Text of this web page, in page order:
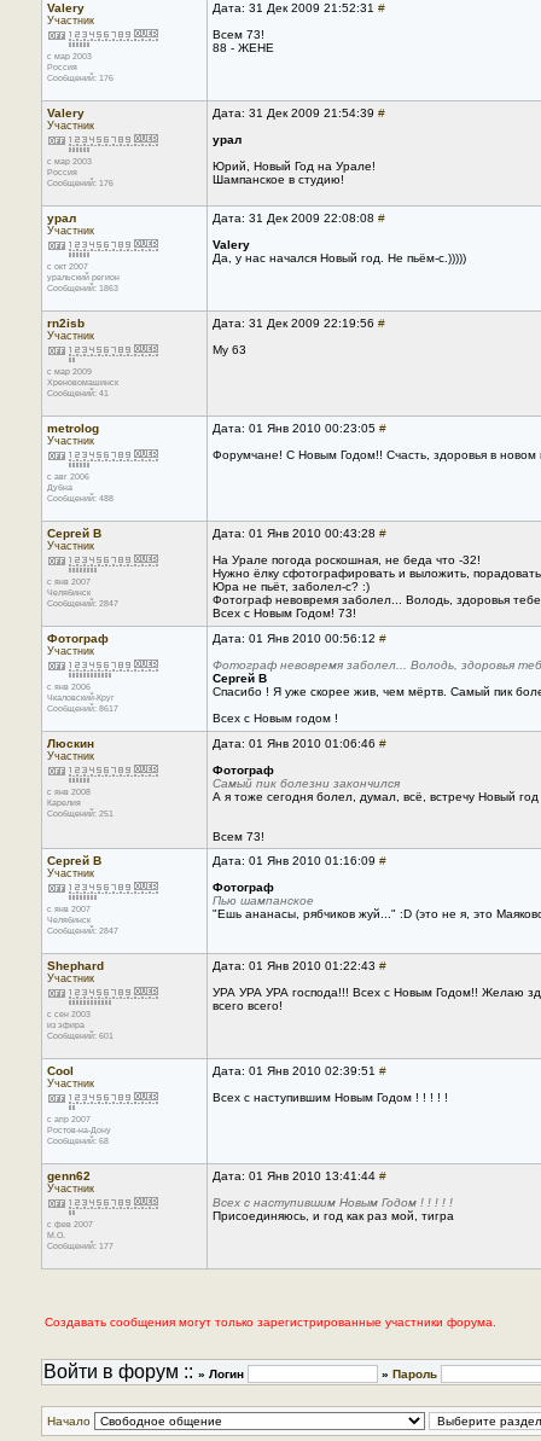
Valery
Участник
с мар 2003
Россия
Сообщений: 176
Дата: 31 Дек 2009 21:52:31 #
Всем 73!
88 - ЖЕНЕ
Valery
Участник
с мар 2003
Россия
Сообщений: 176
Дата: 31 Дек 2009 21:54:39 #
урал
Юрий, Новый Год на Урале!
Шампанское в студию!
урал
Участник
с окт 2007
уральский регион
Сообщений: 1863
Дата: 31 Дек 2009 22:08:08 #
Valery
Да, у нас начался Новый год. Не пьём-с.)))))
rn2isb
Участник
с мар 2009
Хреновомашинск
Сообщений: 41
Дата: 31 Дек 2009 22:19:56 #
My 63
metrolog
Участник
с авг 2006
Дубна
Сообщений: 488
Дата: 01 Янв 2010 00:23:05 #
Форумчане! С Новым Годом!! Счасть, здоровья в новом
Сергей В
Участник
с янв 2007
Челябинск
Сообщений: 2847
Дата: 01 Янв 2010 00:43:28 #
На Урале погода роскошная, не беда что -32!
Нужно ёлку сфотографировать и выложить,
Юра не пьёт, заболел-с? :)
Фотограф невовремя заболел... Володь, здоровья
Всех с Новым Годом! 73!
Фотограф
Участник
с янв 2006
Чкаловский-Круг
Сообщений: 8617
Дата: 01 Янв 2010 00:56:12 #
Фотограф невовремя заболел... Володь, здоровья
Сергей В
Спасибо ! Я уже скорее жив, чем мёртв. Самый пик
Всех с Новым годом !
Люскин
Участник
с янв 2008
Карелия
Сообщений: 251
Дата: 01 Янв 2010 01:06:46 #
Фотограф
Самый пик болезни закончился
А я тоже сегодня болел, думал, всё, встречу Новый
Всем 73!
Сергей В
Участник
с янв 2007
Челябинск
Сообщений: 2847
Дата: 01 Янв 2010 01:16:09 #
Фотограф
Пью шампанское
"Ешь ананасы, рябчиков жуй..." :D (это не я, это
Shephard
Участник
с сен 2003
из эфира
Сообщений: 601
Дата: 01 Янв 2010 01:22:43 #
УРА УРА УРА господа!!! Всех с Новым Годом!! Желаю
всего всего!
Cool
Участник
с апр 2007
Ростов-на-Дону
Сообщений: 68
Дата: 01 Янв 2010 02:39:51 #
Всех с наступившим Новым Годом ! ! ! ! !
genn62
Участник
с фев 2007
М.О.
Сообщений: 177
Дата: 01 Янв 2010 13:41:44 #
Всех с наступившим Новым Годом ! ! ! ! !
Присоединяюсь, и год как раз мой, тигра
Создавать сообщения могут только зарегистрированные участники форума.
Войти в форум :: » Логин » Пароль
Начало